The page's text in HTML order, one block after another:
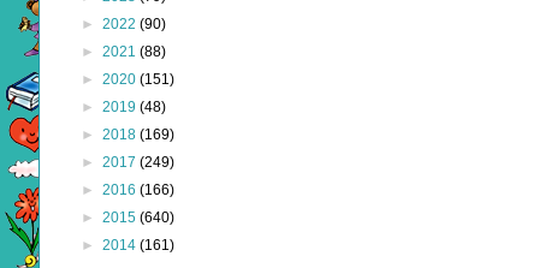
► 2022 (90)
► 2021 (88)
► 2020 (151)
► 2019 (48)
► 2018 (169)
► 2017 (249)
► 2016 (166)
► 2015 (640)
► 2014 (161)